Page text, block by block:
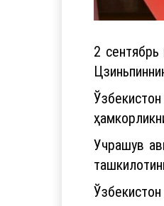
2
Учрашув